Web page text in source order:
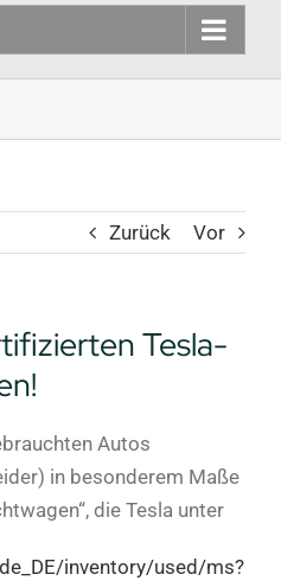
Zurück Vor
Tesla-
Autos
in besonderem Maße
die Tesla unter
inventory/used/ms?